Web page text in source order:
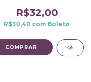
R$32,00
R$30,40 com Boleto